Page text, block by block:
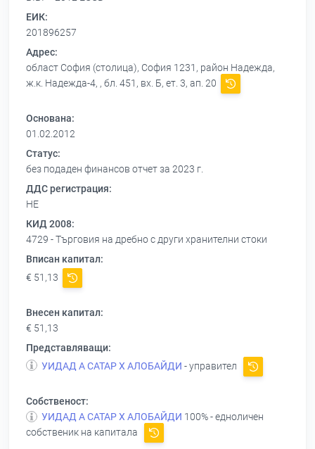
ЕИК:
201896257
Адрес:
област София (столица), София 1231, район Надежда,
ж.к. Надежда-4, , бл. 451, вх. Б, ет. 3, ап. 20
Основана:
01.02.2012
Статус:
без подаден финансов отчет за 2023 г.
ДДС регистрация:
НЕ
КИД 2008:
4729 - Търговия на дребно с други хранителни стоки
Вписан капитал:
€ 51,13
Внесен капитал:
€ 51,13
Представляващи:
УИДАД А САТАР Х АЛОБАЙДИ - управител
Собственост:
УИДАД А САТАР Х АЛОБАЙДИ 100% - едноличен
собственик на капитала